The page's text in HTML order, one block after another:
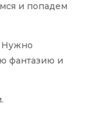
и попадем
Нужно
фантазию и